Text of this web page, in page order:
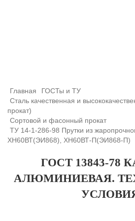
Главная
ГОСТы и ТУ
Сталь качественная и
прокат)
Сортовой и фасонный прокат
ТУ 14-1-286-98 Прутки из
ХН60ВТ(ЭИ868), ХН60ВТ-П(ЭИ868-П)
ГОСТ 13843-78
АЛЮМИНИЕВАЯ.